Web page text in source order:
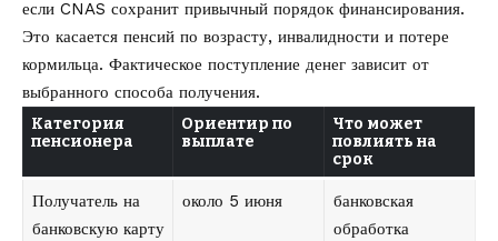
если CNAS сохранит привычный порядок финансирования.
Это касается пенсий по возрасту, инвалидности и потере
кормильца. Фактическое поступление денег зависит от
выбранного способа получения.
Категория
пенсионера
Ориентир по
выплате
Что может
повлиять на
срок
Получатель на
банковскую карту
около 5 июня
банковская
обработка